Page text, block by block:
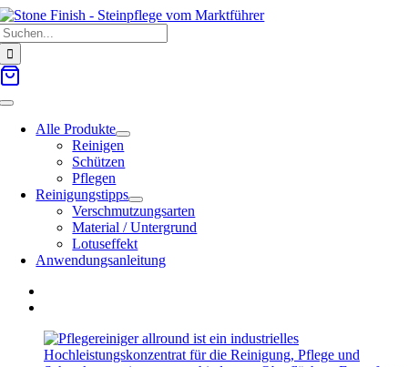
Zum
Inhalt
springen
Toggle
NavigationAlle Produkte
Reinigen
Schützen
Pflegen
Reinigungstipps
Verschmutzungsarten
Material / Untergrund
Lotuseffekt
Anwendungsanleitung